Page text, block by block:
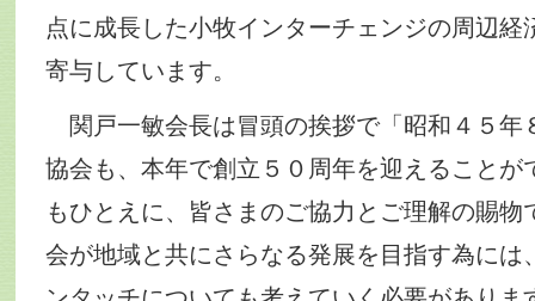
点に成長した小牧インターチェンジの周辺経
寄与しています。
関戸一敏会長は冒頭の挨拶で「昭和４５年
協会も、本年で創立５０周年を迎えることが
もひとえに、皆さまのご協力とご理解の賜物
会が地域と共にさらなる発展を目指す為には